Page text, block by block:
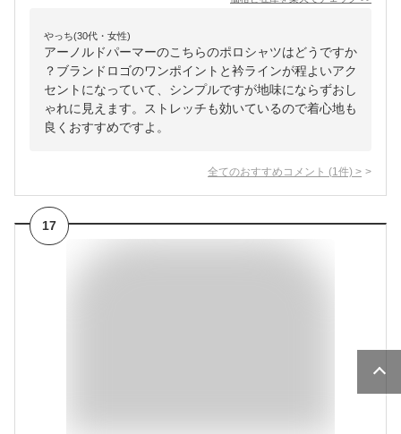
やっち(30代・女性)
アーノルドパーマーのこちらのポロシャツはどうですか
？ブランドロゴのワンポイントと衿ラインが程よいアク
セントになっていて、シンプルですが地味にならずおし
ゃれに見えます。ストレッチも効いているので着心地も
良くおすすめですよ。
全てのおすすめコメント (1 件) >
17